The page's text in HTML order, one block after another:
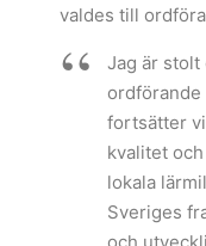
valdes till
Jag är stolt
ordförande
fortsätter
kvalitet
lokala
Sveriges